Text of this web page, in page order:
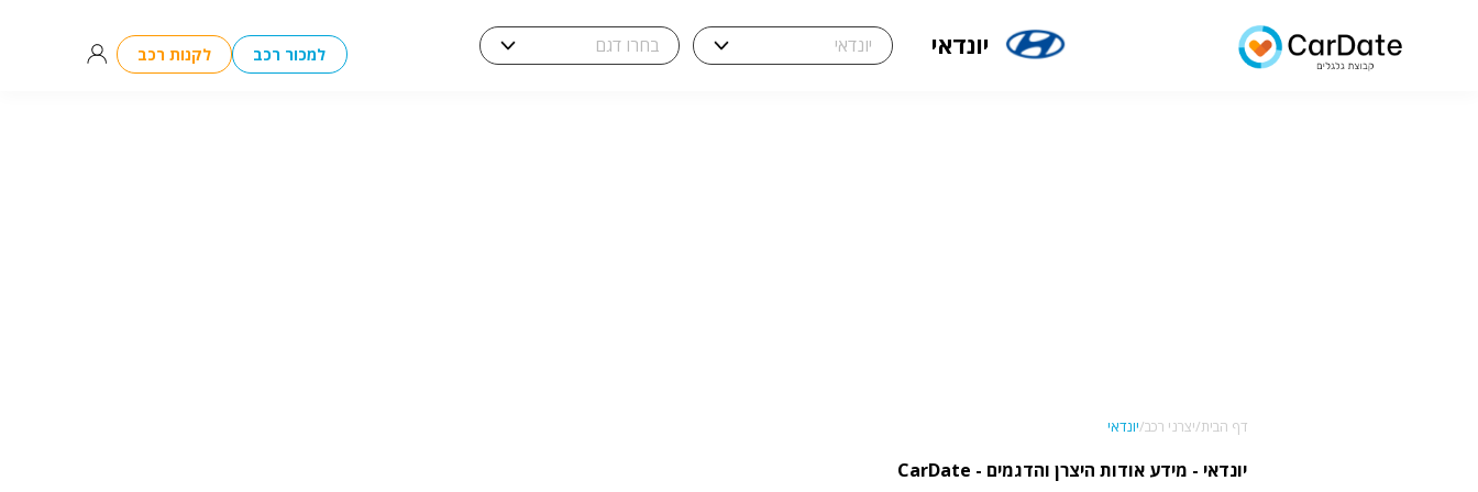
למכור רכב לקנות רכב יונדאי
דף הבית/יצרני רכב/יונדאי
יונדאי - מידע אודות היצרן והדגמים - CarDate